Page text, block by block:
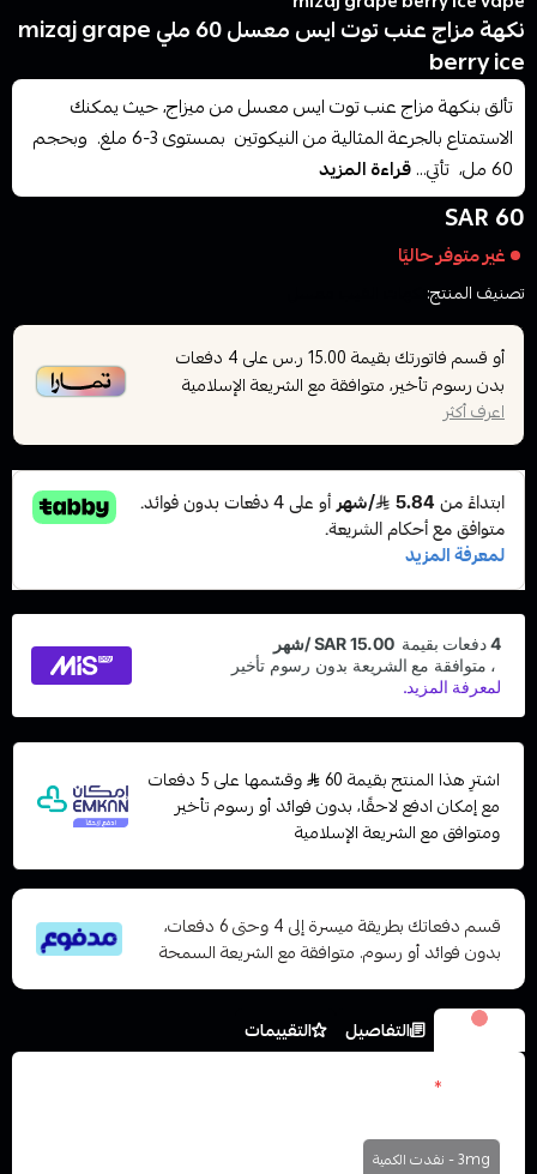
نكهة مزاج عنب توت ايس معسل 60 ملي mizaj grape
berry ice
تألق بنكهة مزاج عنب توت ايس معسل من ميزاج، حيث يمكنك
الاستمتاع بالجرعة المثالية من النيكوتين بمستوى 3-6 ملغ. وبحجم
60 مل، تأتي...
قراءة المزيد
60 SAR
غير متوفر حاليًا
تصنيف المنتج:
أو قسم فاتورتك بقيمة 15.00 ر.س على4 دفعات
بدون رسوم تأخير، متوافقة مع الشريعة الإسلامية
اعرف أكثر
اشترِ هذا المنتج بقيمة 60
وقسّمها على 5 دفعات
مع إمكان ادفع لاحقًا، بدون فوائد أو رسوم تأخير
ومتوافق مع الشريعة الإسلامية
قسم دفعاتك بطريقة ميسرة إلى 4 وحتى 6 دفعات،
بدون فوائد أو رسوم. متوافقة مع الشريعة السمحة
الخيارات التفاصيل
التقييمات
*
3mg - نفدت الكمية